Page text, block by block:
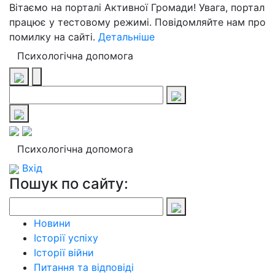
Вітаємо на порталі Активної Громади! Увага, портал
працює у тестовому режимі. Повідомляйте нам про
помилку на сайті. Детальніше
Психологічна допомога
Психологічна допомога
Вхід
Пошук по сайту:
Новини
Історії успіху
Історії війни
Питання та відповіді